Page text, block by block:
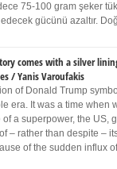
75-100 gram şeker
gücünü azaltır.
comes with a silver
/ Yanis Varoufakis
of Donald Trump
era. It was a time when
of a superpower, the US,
– rather than despite –
of the sudden influx